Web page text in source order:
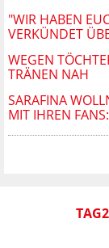
"WIR HABEN
VERKÜNDET
WEGEN
TRÄNEN NAH
SARAFINA
MIT IHREN